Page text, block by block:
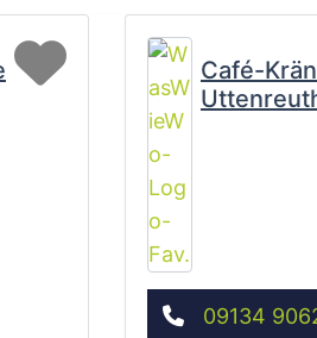
Favorit
Café-
09134